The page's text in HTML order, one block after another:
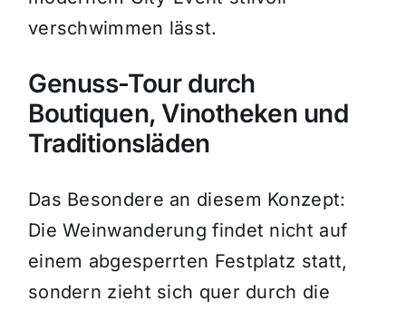
verschwimmen lässt.
Genuss-Tour durch
Boutiquen, Vinotheken und
Traditionsläden
Das Besondere an diesem Konzept:
Die Weinwanderung findet nicht auf
einem abgesperrten Festplatz statt,
sondern zieht sich quer durch die